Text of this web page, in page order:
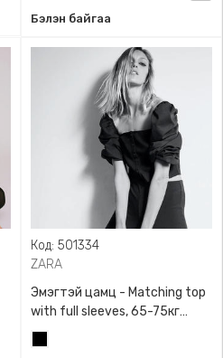
Бэлэн байгаа
Код: 501334
ZARA
Эмэгтэй цамц - Matching top
with full sleeves, 65-75кг
жинд таарна, ZARA,
0962/642/800, Задгай